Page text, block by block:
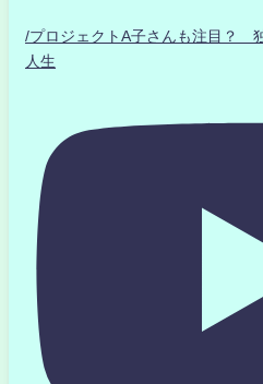
/プロジェクトA子さんも注目？
人生